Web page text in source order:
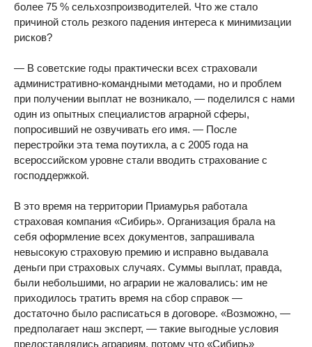
более 75 % сельхозпроизводителей. Что же стало
причиной столь резкого падения интереса к минимизации
рисков?
— В советские годы практически всех страховали
административно-командными методами, но и проблем
при получении выплат не возникало, — поделился с нами
один из опытных специалистов аграрной сферы,
попросивший не озвучивать его имя. — После
перестройки эта тема поутихла, а с 2005 года на
всероссийском уровне стали вводить страхование с
господдержкой.
В это время на территории Приамурья работала
страховая компания «Сибирь». Организация брала на
себя оформление всех документов, запрашивала
невысокую страховую премию и исправно выдавала
деньги при страховых случаях. Суммы выплат, правда,
были небольшими, но аграрии не жаловались: им не
приходилось тратить время на сбор справок —
достаточно было расписаться в договоре. «Возможно, —
предполагает наш эксперт, — такие выгодные условия
предоставлялись аграриям, потому что «Сибирь»